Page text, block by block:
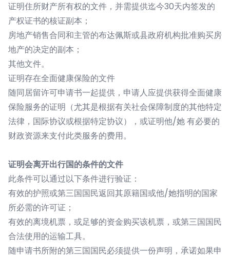
证明住所财产所有权的文件，并需提供迄今30天内签发的
产权证书的核证副本；
房地产销售合同和主管的布达佩斯或县政府机构批准购买房
地产的决定的副本；
其他文件。
证明存在全面健康保险的文件
随同居留许可申请书一起提供，申请人应提供获得全面健康
保险服务的证明（尤其是根据有关社会保障制度的其他特定
法律，国际协议或根据特定协议），或证明他/她 有必要的
财政资源来支付此类服务的费用。
证明会离开出行国的条件的文件
此条件可以通过以下条件进行验证：
有效的护照或第三国国民返回其原籍国或他/她指明的国家
所必需的许可证；
有效的离境机票，或足够的资金购买该机票，或第三国国民
合法使用的运输工具。
随申请书所附的第三国国民必须提供一份声明，承诺如果申